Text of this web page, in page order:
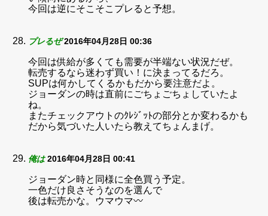
今回は逆にそこそこプレると予想。
プレるぜ 2016年04月28日 00:36
今回は供給が多くても需要が半端ない状況だぜ。
転売するなら迷わず買い！に決まってるだろ。
SUPは何かしてくるかもだから要注意だよ。
ジョーダンの時は直前にごちょごちょしていたよ
ね。
またチェックアウトのｸﾚｼﾞｯﾄの部分とか変わるかも
だから気づいた人いたら教えてちょんまげ。
俺は 2016年04月28日 00:41
ジョーダン時と同様に全色買う予定。
一色だけ良さそうなのを選んで
後は転売かな。ウマウマ〰